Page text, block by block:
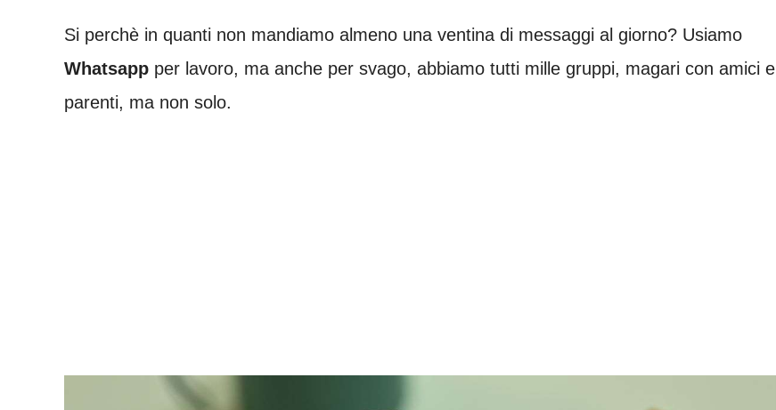
Si perchè in quanti non mandiamo almeno una ventina di messaggi al giorno? Usiamo
Whatsapp per lavoro, ma anche per svago, abbiamo tutti mille gruppi, magari con amici e
parenti, ma non solo.